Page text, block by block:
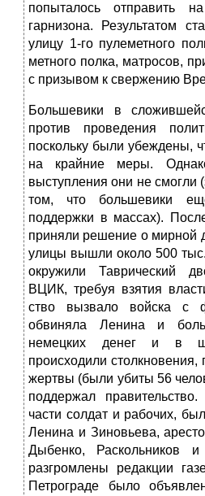
попыталось отправить
гарнизона. Результатом
улицу 1-го пулеметного
метного полка, матросов,
с призы­вом к свержению
Большевики в
против проведения
поскольку были убеж­дены,
на крайние меры.
выступления они не смогли
том, что большевики
поддержки в массах).
приняли решение о мирной
улицы вышли около 500
окружили Таврический
ВЦИК, требуя взятия
ство вызвало войска с
обвиняла Ленина и
немецких денег и в
происходили столкновения,
жертвы (были убиты 56
поддер­жал
части солдат и рабо­чих,
Ленина и Зиновьева,
Дыбенко, Раскольников
разгромлены редакции
Петрограде было